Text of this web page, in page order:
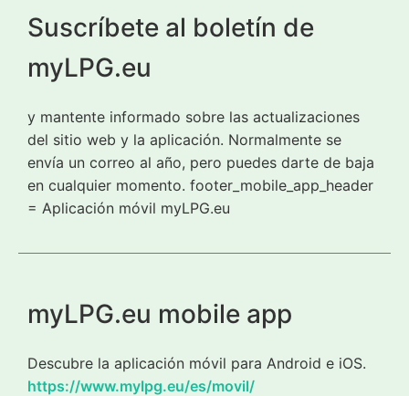
Suscríbete al boletín de
myLPG.eu
y mantente informado sobre las actualizaciones
del sitio web y la aplicación. Normalmente se
envía un correo al año, pero puedes darte de baja
en cualquier momento. footer_mobile_app_header
= Aplicación móvil myLPG.eu
myLPG.eu mobile app
Descubre la aplicación móvil para Android e iOS.
https://www.mylpg.eu/es/movil/